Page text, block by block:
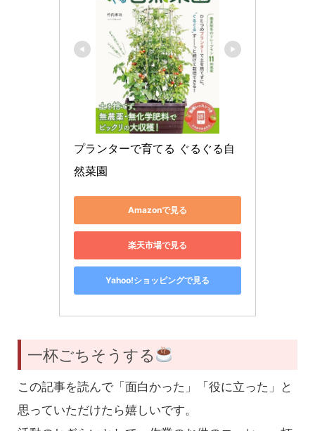
プランターで育てる ぐるぐる自
然菜園
Amazonで見る
楽天市場で見る
Yahoo!ショッピングで見る
一杯ごちそうする
この記事を読んで「面白かった」「役に立った」と
思っていただけたら嬉しいです。